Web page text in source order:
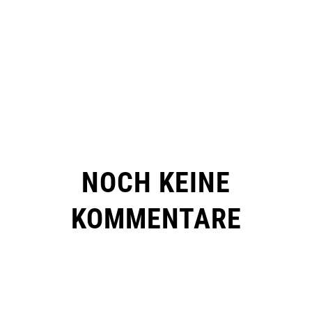
NOCH KEINE
KOMMENTARE